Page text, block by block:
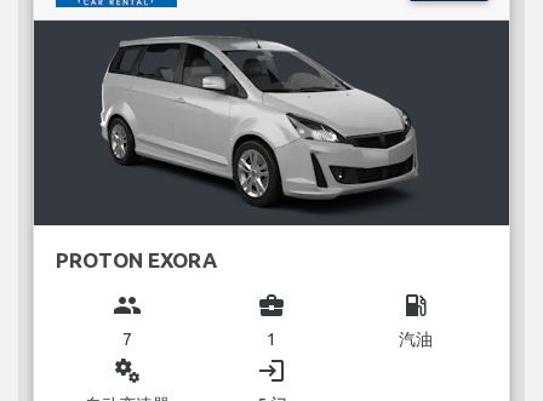
PROTON EXORA
group
7
business_center
1
local_gas_station
汽油
miscellaneous_services login